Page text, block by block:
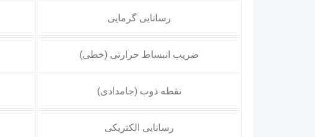
رسانایی گرمایی
ضریب انبساط حرارتی (خطی)
نقطه ذوب (جامدادی)
رسانایی الکتریکی